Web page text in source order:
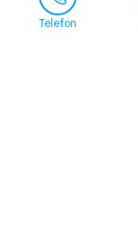
Telefon